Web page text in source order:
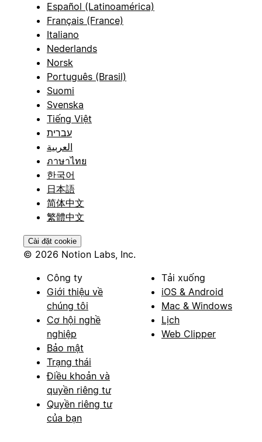
Español (Latinoamérica)
Français (France)
Italiano
Nederlands
Norsk
Português (Brasil)
Suomi
Svenska
Tiếng Việt
עברית
العربية
ภาษาไทย
한국어
日本語
简体中文
繁體中文
Cài đặt cookie
© 2026 Notion Labs, Inc.
Công ty
Giới thiệu về
chúng tôi
Cơ hội nghề
nghiệp
Bảo mật
Trạng thái
Điều khoản và
quyền riêng tư
Quyền riêng tư
của bạn
Tải xuống
iOS & Android
Mac & Windows
Lịch
Web Clipper